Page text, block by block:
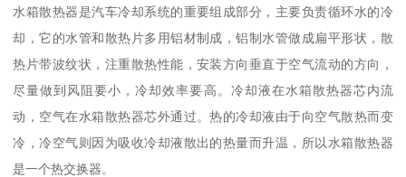
水箱散热器是汽车冷却系统的重要组成部分，主要负责循环水的冷
却，它的水管和散热片多用铝材制成，铝制水管做成扁平形状，散
热片带波纹状，注重散热性能，安装方向垂直于空气流动的方向，
尽量做到风阻要小，冷却效率要高。冷却液在水箱散热器芯内流
动，空气在水箱散热器芯外通过。热的冷却液由于向空气散热而变
冷，冷空气则因为吸收冷却液散出的热量而升温，所以水箱散热器
是一个热交换器。